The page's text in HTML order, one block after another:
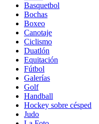
Basquetbol
Bochas
Boxeo
Canotaje
Ciclismo
Duatlón
Equitación
Fútbol
Galerías
Golf
Handball
Hockey sobre césped
Judo